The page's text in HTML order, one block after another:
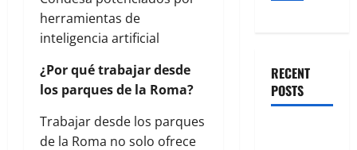
¿Por qué trabajar desde
los parques de la Roma?
Trabajar desde los parques
de la Roma no solo ofrece
RECENT
POSTS